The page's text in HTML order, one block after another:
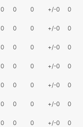
0 0 0 +/-0 0
0 0 0 +/-0 0
0 0 0 +/-0 0
0 0 0 +/-0 0
0 0 0 +/-0 0
0 0 0 +/-0 0
0 0 0 +/-0 0